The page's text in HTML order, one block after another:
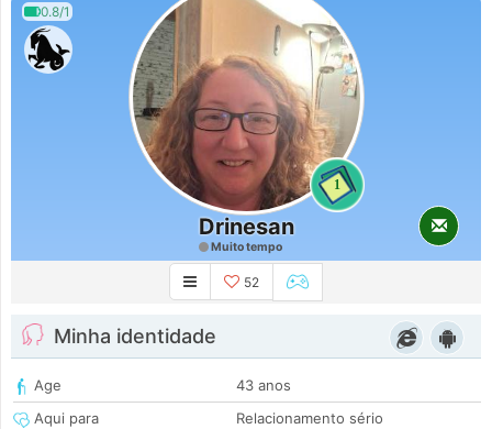
0.8/1
1
Drinesan
Muito tempo
52
Minha identidade
Age
43 anos
Aqui para
Relacionamento sério